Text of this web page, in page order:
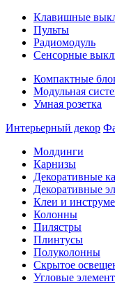
Клавишные
Пульты
Радиомодуль
Сенсорные
Компактные
Модульная
Умная розетка
Интерьерный декор
Молдинги
Карнизы
Декоративные
Декоративные
Клеи и
Колонны
Пилястры
Плинтусы
Полуколонны
Скрытое
Угловые